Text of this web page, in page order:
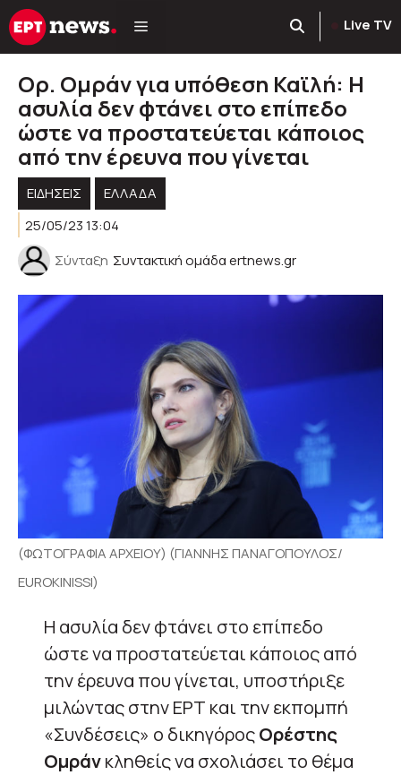
Μετάβαση
σε
Live TV
Ορ. Ομράν για υπόθεση Καϊλή: Η
ασυλία δεν φτάνει στο επίπεδο
ώστε να προστατεύεται κάποιος
από την έρευνα που γίνεται
ΕΙΔΗΣΕΙΣ
ΕΛΛΑΔΑ
25/05/23 13:04
Σύνταξη Συντακτική ομάδα ertnews.gr
(ΦΩΤΟΓΡΑΦΙΑ ΑΡΧΕΙΟΥ) (ΓΙΑΝΝΗΣ ΠΑΝΑΓΟΠΟΥΛΟΣ/
EUROKINISSI)
Η ασυλία δεν φτάνει στο επίπεδο
ώστε να προστατεύεται κάποιος από
την έρευνα που γίνεται, υποστήριξε
μιλώντας στην ΕΡΤ και την εκπομπή
«Συνδέσεις» ο δικηγόροςΟρέστης
Ομράνκληθείς να σχολιάσει το θέμα